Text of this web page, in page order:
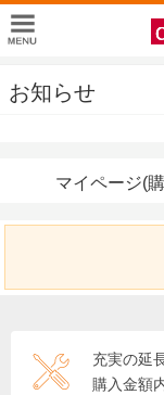
お知らせ
マイページ(
充実の延
購入金額